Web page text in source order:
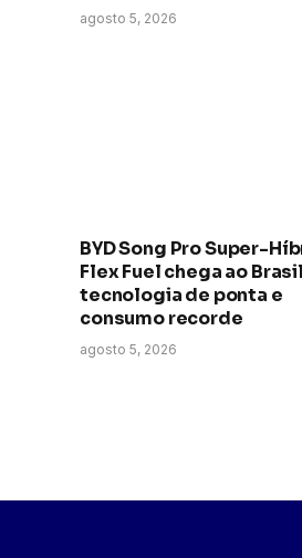
agosto 5, 2026
BYD Song Pro Super-
Flex Fuel chega ao
tecnologia de ponta e
consumo recorde
agosto 5, 2026